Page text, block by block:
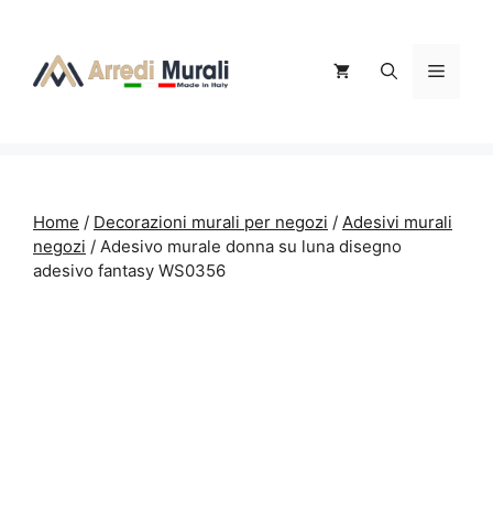
contenuto
Menu
Home / Decorazioni murali per negozi / Adesivi murali
negozi / Adesivo murale donna su luna disegno
adesivo fantasy WS0356